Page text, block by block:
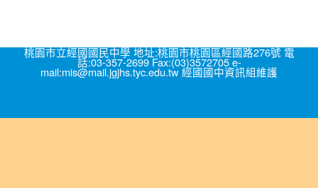
桃園市立經國國民中學 地址:桃園市桃園區經國路276號 電
話:03-357-2699 Fax:(03)3572705 e-
mail:mis@mail.jgjhs.tyc.edu.tw 經國國中資訊組維護